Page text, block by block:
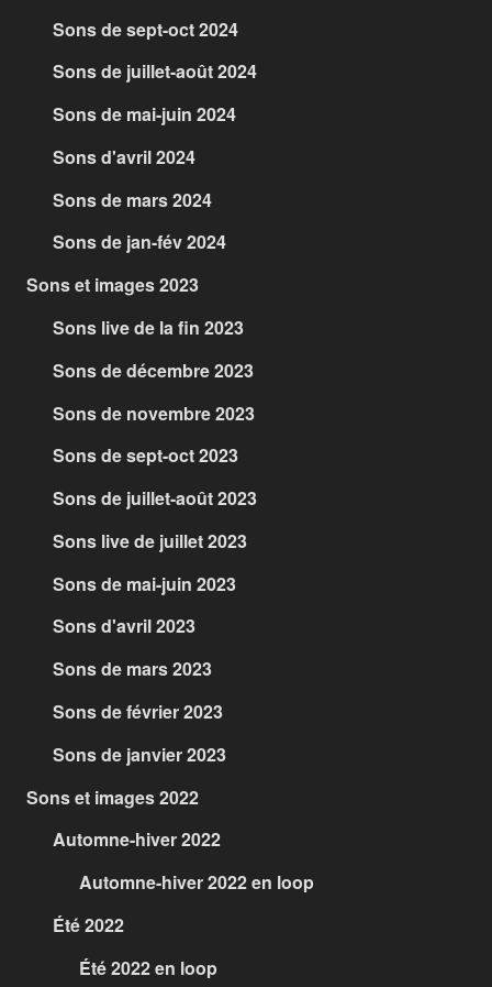
Sons de sept-oct 2024
Sons de juillet-août 2024
Sons de mai-juin 2024
Sons d'avril 2024
Sons de mars 2024
Sons de jan-fév 2024
Sons et images 2023
Sons live de la fin 2023
Sons de décembre 2023
Sons de novembre 2023
Sons de sept-oct 2023
Sons de juillet-août 2023
Sons live de juillet 2023
Sons de mai-juin 2023
Sons d'avril 2023
Sons de mars 2023
Sons de février 2023
Sons de janvier 2023
Sons et images 2022
Automne-hiver 2022
Automne-hiver 2022 en loop
Été 2022
Été 2022 en loop